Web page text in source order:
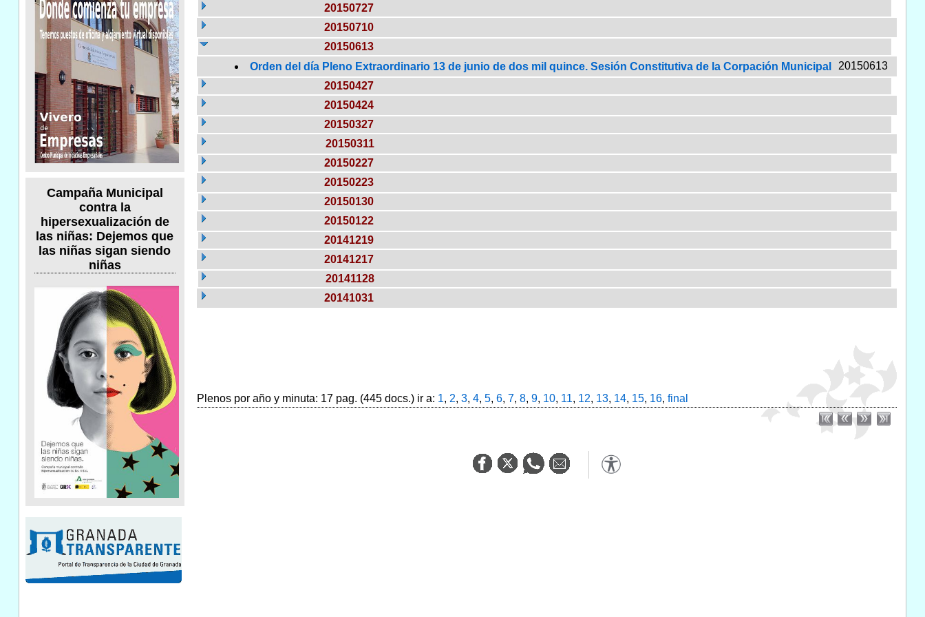
Campaña Municipal
contra la
hipersexualización de
las niñas: Dejemos que
las niñas sigan siendo
niñas
20150727
20150710
20150613
Orden del día Pleno Extraordinario 13 de junio de dos mil quince. Sesión Constitutiva de la Corpación Municipal
20150613
20150427
20150424
20150327
20150311
20150227
20150223
20150130
20150122
20141219
20141217
20141128
20141031
Plenos por año y minuta: 17 pag. (445 docs.) ir a: 1, 2, 3, 4, 5, 6, 7, 8, 9, 10, 11, 12, 13, 14, 15, 16, final